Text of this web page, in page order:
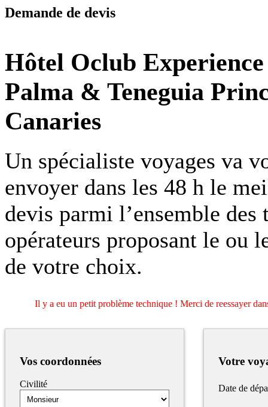
Demande de devis
Hôtel Oclub
Palma & Teneguia
Canaries
Un spécialiste voyages va
envoyer dans les 48 h le
devis parmi l’ensemble des
opérateurs proposant le ou
de votre choix.
Il y a eu un petit problème technique ! Merci de reessayer
Vos coordonnées
Civilité
Votre
Date de